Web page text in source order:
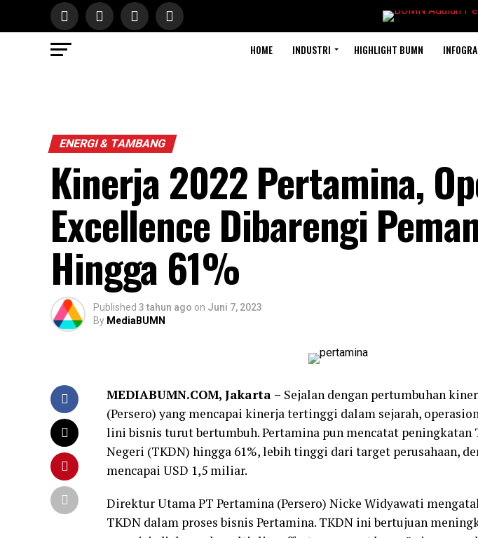
HOME INDUSTRI HIGHLIGHT BUMN
ENERGI & TAMBANG
Kinerja 2022 Pertamina,
Excellence Dibarengi
Hingga 61%
Published 3 tahun ago on Juni 7, 2023
By MediaBUMN
MEDIABUMN.COM, Jakarta – Sejalan dengan pertumbuhan
(Persero) yang mencapai kinerja tertinggi dalam sejarah,
lini bisnis turut bertumbuh. Pertamina pun mencatat peningkatan
Negeri (TKDN) hingga 61%, lebih tinggi dari target perusahaan,
mencapai USD 1,5 miliar.
Direktur Utama PT Pertamina (Persero) Nicke Widyawati
TKDN dalam proses bisnis Pertamina. TKDN ini bertujuan